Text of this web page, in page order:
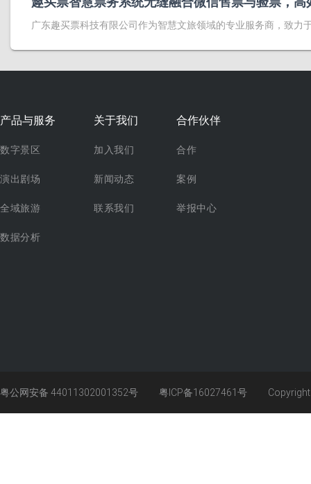
广东趣买票科技有限公司作为智慧文旅领域的专业服务商，致力
产品与服务
数字景区
演出剧场
全域旅游
数据分析
关于我们
加入我们
新闻动态
联系我们
合作伙伴
合作
案例
举报中心
粤公网安备 44011302001352号 粤ICP备16027461号